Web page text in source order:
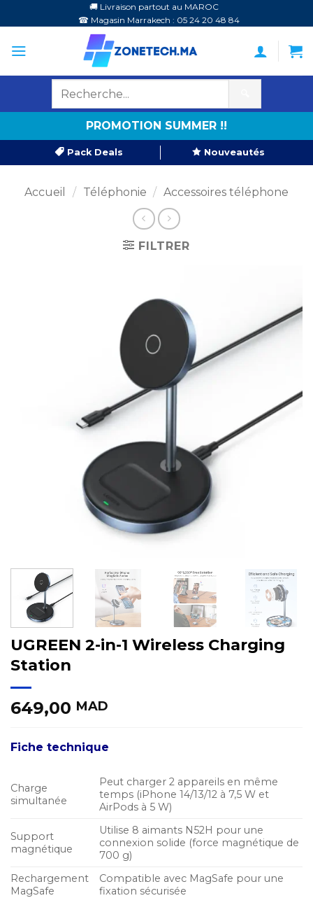
au
contenu
🚚 Livraison partout au MAROC
☎ Magasin Marrakech : 05 24 20 48 84
PROMOTION SUMMER !!
Pack Deals Nouveautés
Accueil / Téléphonie / Accessoires téléphone
FILTRER
UGREEN 2-in-1 Wireless Charging
Station
649,00 MAD
Fiche technique
Charge
simultanée
Peut charger 2 appareils en même
temps (iPhone 14/13/12 à 7,5 W et
AirPods à 5 W)
Support
magnétique
Utilise 8 aimants N52H pour une
connexion solide (force magnétique de
700 g)
Rechargement
MagSafe
Compatible avec MagSafe pour une
fixation sécurisée